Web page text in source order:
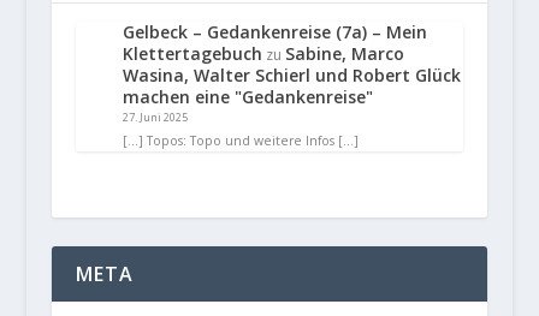
Gelbeck – Gedankenreise (7a) – Mein
Klettertagebuch zu Sabine, Marco
Wasina, Walter Schierl und Robert Glück
machen eine "Gedankenreise"
27. Juni 2025
[…] Topos: Topo und weitere Infos […]
META